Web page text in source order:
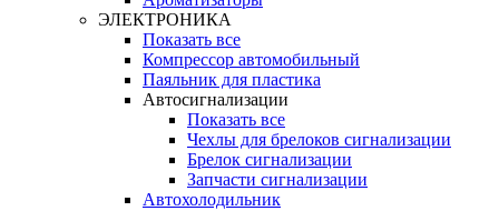
ЭЛЕКТРОНИКА
Показать все
Компрессор автомобильный
Паяльник для пластика
Автосигнализации
Показать все
Чехлы для брелоков сигнализации
Брелок сигнализации
Запчасти сигнализации
Автохолодильник